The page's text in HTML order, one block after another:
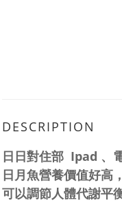
DESCRIPTION
日日對住部 Ipad 、
日月魚營養價值好高
可以調節人體代謝平衡